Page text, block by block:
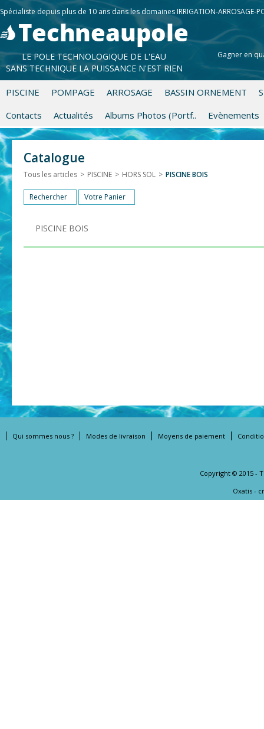
Spécialiste depuis plus de 10 ans dans les domaines IRRIGATION-ARROSAGE-
Gagner en
LE POLE TECHNOLOGIQUE DE L'EAU
SANS TECHNIQUE LA PUISSANCE N'EST RIEN
PISCINE POMPAGE ARROSAGE BASSIN ORNEMENT
Contacts
Actualités Albums Photos (Portf.. Evènements
Catalogue
Tous les articles > PISCINE > HORS SOL > PISCINE BOIS
Rechercher Votre Panier
PISCINE BOIS
Qui sommes nous ? Modes de livraison Moyens de paiement
Copyright © 2015 -
Oxatis -